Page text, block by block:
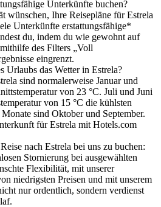
Unterkünfte buchen?
wünschen, Ihre Reisepläne für Estrela
Unterkünfte erstattungsfähige*
du, indem du wie gewohnt auf
des Filters „Voll
eingrenzt.
Urlaubs das Wetter in Estrela?
sind normalerweise Januar und
von 23 °C. Juli und Juni
von 15 °C die kühlsten
sind Oktober und September.
für Estrela mit Hotels.com
nach Estrela bei uns zu buchen:
Stornierung bei ausgewählten
Flexibilität, mit unserer
niedrigsten Preisen und mit unserem
nur ordentlich, sondern verdienst